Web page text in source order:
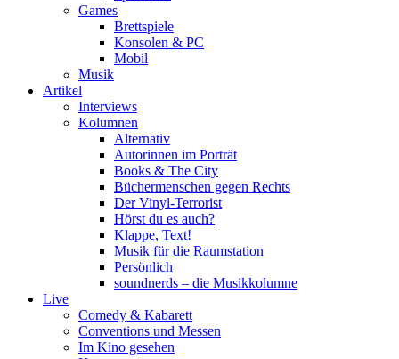
Games
Brettspiele
Konsolen & PC
Mobil
Musik
Artikel
Interviews
Kolumnen
Alternativ
Autorinnen im Porträt
Books & The City
Büchermenschen gegen Rechts
Der Vinyl-Terrorist
Hörst du es auch?
Klappe, Text!
Musik für die Raumstation
Persönlich
soundnerds – die Musikkolumne
Live
Comedy & Kabarett
Conventions und Messen
Im Kino gesehen